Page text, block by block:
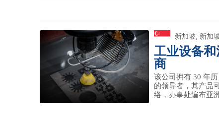
新加坡, 新加
工业设备
商
该公司拥有 30 年
的领导者，其产品
络，办事处遍布亚